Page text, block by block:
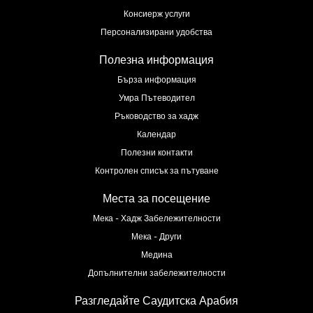
Консиерж услуги
Персонализирани удобства
Полезна информация
Бърза информация
Умра Пътеводител
Ръководство за хадж
Календар
Полезни контакти
Контролен списък за пътуване
Места за посещение
Мека - Хадж Забележителности
Мека - Други
Медина
Допълнителни забележителности
Разгледайте Саудитска Арабия